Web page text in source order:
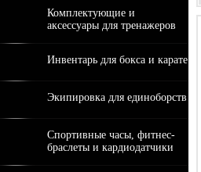
Комплектующие и
аксессуары для тренажеров
Инвентарь для бокса и карате
Экипировка для единоборств
Спортивные часы, фитнес-
браслеты и кардиодатчики